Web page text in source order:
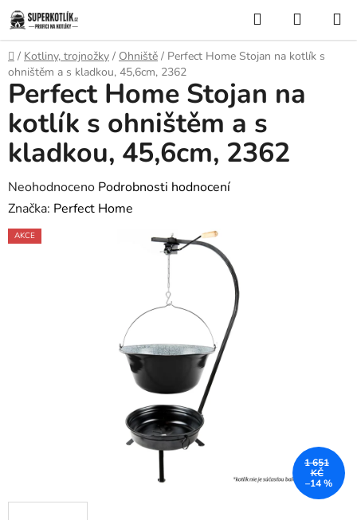
Přejít
na
obsah
Hledat
KOŠÍK
Domů
/ Kotliny, trojnožky / Ohniště / Perfect Home Stojan na kotlík s
ohništěm a s kladkou, 45,6cm, 2362
Perfect Home Stojan na
kotlík s ohništěm a s
kladkou, 45,6cm, 2362
Průměrné
hodnocení
produktu
Neohodnoceno Podrobnosti hodnocení
Značka: Perfect Home
AKCE
1 651
KČ
–14 %